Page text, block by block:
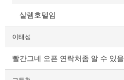
살렘호텔임
이태성
빨간그네 오픈 연락처좀 알 수 있